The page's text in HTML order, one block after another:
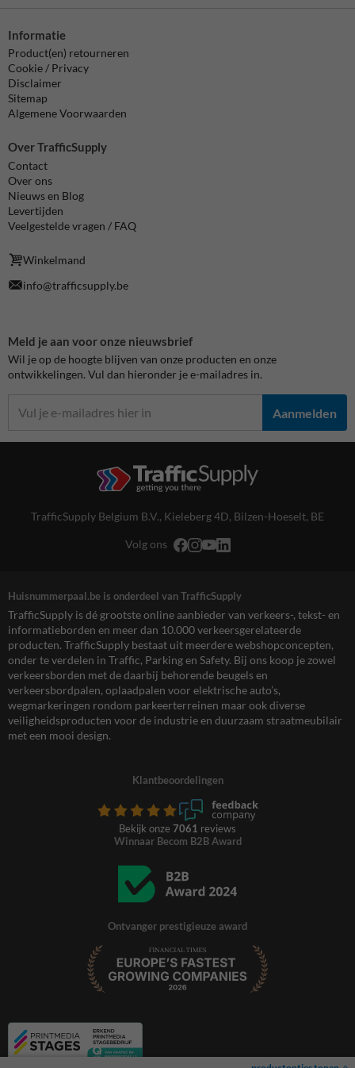
Informatie
Product(en) retourneren
Cookie / Privacy
Disclaimer
Sitemap
Algemene Voorwaarden
Over TrafficSupply
Contact
Over ons
Nieuws en Blog
Levertijden
Veelgestelde vragen / FAQ
Winkelmand
info@trafficsupply.be
Meld je aan voor onze nieuwsbrief
Wil je op de hoogte blijven van onze producten en onze
ontwikkelingen. Vul dan hieronder je e-mailadres in.
Aanmelden
TrafficSupply Belgium B.V., Kieleberg 4D, Bilzen-Hoeselt, BE
Volg ons
Huisnummerpaal.be is onderdeel van TrafficSupply
TrafficSupply is dé grootste online aanbieder van verkeers-, tekst- en
informatieborden en meer dan 10.000 verkeersgerelateerde
producten. TrafficSupply bestaat uit meerdere webshopconcepten,
onder te verdelen in Traffic, Parking en Safety. Bij ons koop je zowel
verkeersborden met de daarbij behorende beugels en
verkeersbordpalen, oplaadpalen voor elektrische auto’s,
wegmarkeringen rondom parkeerterreinen maar ook diverse
veiligheidsproducten voor de industrie en duurzaam straatmeubilair
met een mooi design.
Klantbeoordelingen
Bekijk onze 7061 reviews
Winnaar Becom B2B Award
Ontvanger prestigieuze award